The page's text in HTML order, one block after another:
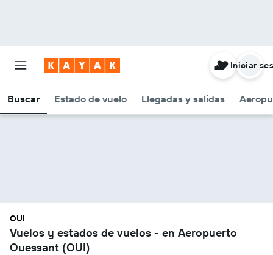
Buscar Estado de vuelo Llegadas y salidas
Iniciar
OUI
Vuelos y estados de vuelos - en Aeropuerto
Ouessant (OUI)